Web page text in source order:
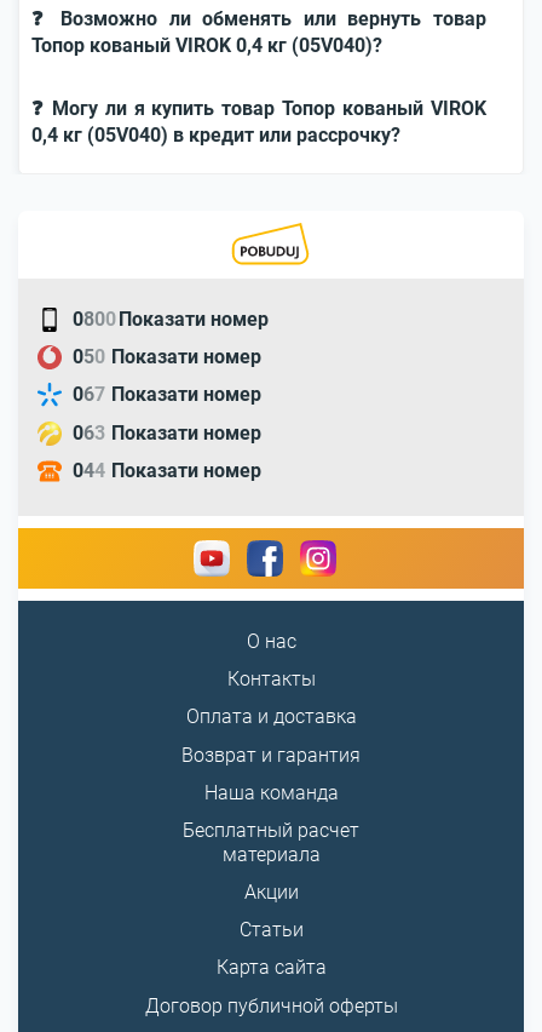
❓ Возможно ли обменять или вернуть товар
Топор кованый VIROK 0,4 кг (05V040)?
❓ Могу ли я купить товар Топор кованый VIROK
0,4 кг (05V040) в кредит или рассрочку?
0800Показати номер
050 Показати номер
067 Показати номер
063 Показати номер
044 Показати номер
О нас
Контакты
Оплата и доставка
Возврат и гарантия
Наша команда
Бесплатный расчет
материала
Акции
Статьи
Карта сайта
Договор публичной оферты